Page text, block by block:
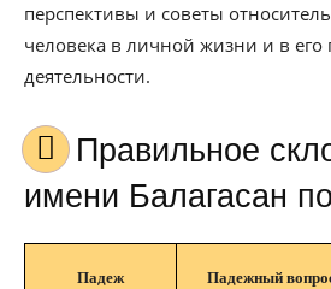
перспективы и советы
человека в личной жизни и в
деятельности.
Правильное склонение
имени Балагасан
Падеж Падежный